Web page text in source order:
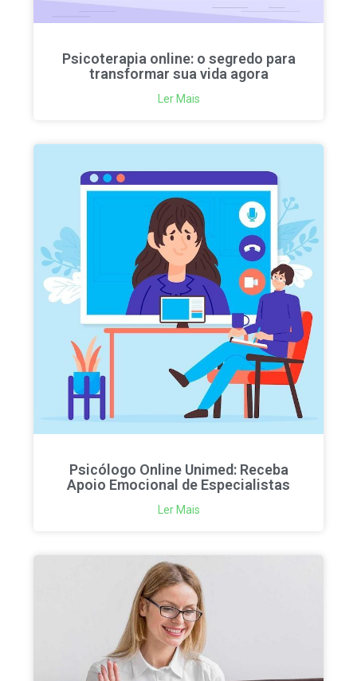
Psicoterapia online: o segredo para
transformar sua vida agora
Ler Mais
Psicólogo Online Unimed: Receba
Apoio Emocional de Especialistas
Ler Mais